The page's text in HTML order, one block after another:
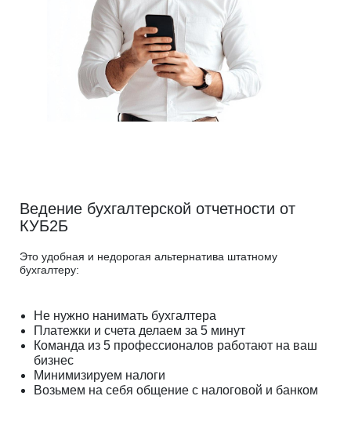
Ведение бухгалтерской отчетности от
КУБ2Б
Это удобная и недорогая альтернатива штатному
бухгалтеру:
Не нужно нанимать бухгалтера
Платежки и счета делаем за 5 минут
Команда из 5 профессионалов работают на ваш
бизнес
Минимизируем налоги
Возьмем на себя общение с налоговой и банком